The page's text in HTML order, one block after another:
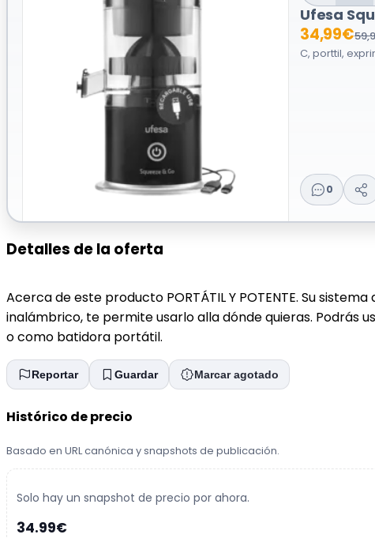
Ufesa
34,99€
C, porttil,
0
Detalles de la oferta
Acerca de este producto PORTÁTIL Y POTENTE. Su
inalámbrico, te permite usarlo alla dónde quieras. Podrás
o como batidora portátil.
Reportar Guardar Marcar agotado
Histórico de precio
Basado en URL canónica y snapshots de publicación.
Solo hay un snapshot de precio por ahora.
34.99€